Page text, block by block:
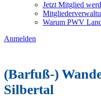
Jetzt Mitglied
Warum PWV
Anmelden
(Barfuß-)
Silbertal